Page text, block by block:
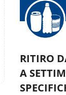
RITIRO
A